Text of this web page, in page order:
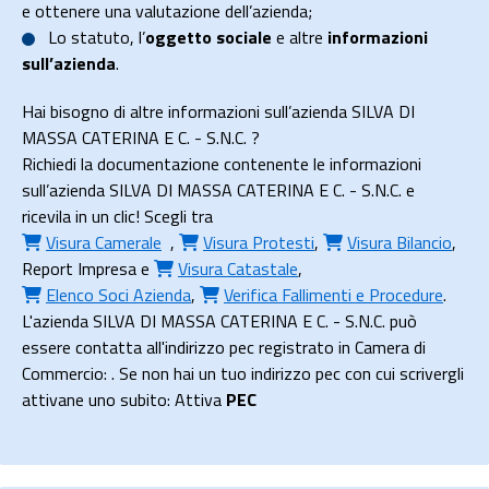
e ottenere una valutazione dell’azienda;
Lo statuto, l’oggetto sociale e altre informazioni
sull’azienda.
Hai bisogno di altre informazioni sull’azienda SILVA DI
MASSA CATERINA E C. - S.N.C. ?
Richiedi la documentazione contenente le informazioni
sull’azienda SILVA DI MASSA CATERINA E C. - S.N.C. e
ricevila in un clic! Scegli tra
Visura Camerale , Visura Protesti, Visura Bilancio,
Report Impresae Visura Catastale,
Elenco Soci Azienda, Verifica Fallimenti e Procedure.
L'azienda SILVA DI MASSA CATERINA E C. - S.N.C. può
essere contatta all'indirizzo pec registrato in Camera di
Commercio: . Se non hai un tuo indirizzo pec con cui scrivergli
attivane uno subito: Attiva PEC